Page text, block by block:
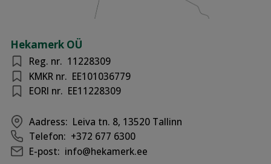
Hekamerk OÜ
Reg. nr. 11228309
KMKR nr. EE101036779
EORI nr. EE11228309
Aadress: Leiva tn. 8, 13520 Tallinn
Telefon: +372 677 6300
E-post: info@hekamerk.ee